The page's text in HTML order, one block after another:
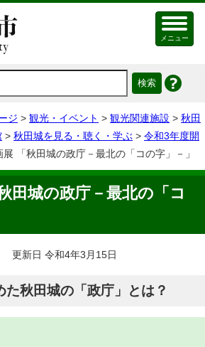
メニュー
ジ > 観光・イベント > 観光関連施設 > 秋田
> 秋田城を見る・聴く・学ぶ > 令和3年度開
「秋田城の政庁－最北の「コの字」－」
田城の政庁－最北の「コ
更新日 令和4年3月15日
た秋田城の「政庁」とは？